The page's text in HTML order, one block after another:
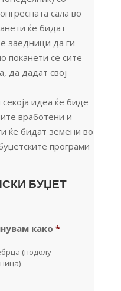
сала во
ќе бидат
заедници да ги
поканети се сите
да дадат свој
идеа ќе биде
вработени и
ќе бидат земени во
програми
БУЏЕТ
како *
(подолу